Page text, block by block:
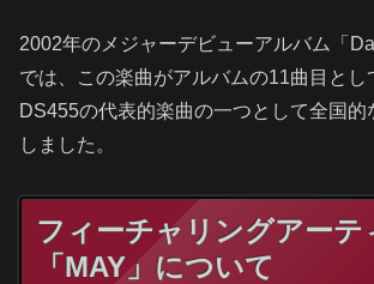
2002年のメジャーデビューアルバム「
では、この楽曲がアルバムの11曲目とし
DS455の代表的楽曲の一つとして全国的
しました。
フィーチャリングアーテ
「MAY」について